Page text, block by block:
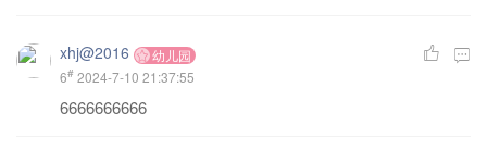
xhj@2016
幼儿园
6# 2024-7-10 21:37:55
6666666666